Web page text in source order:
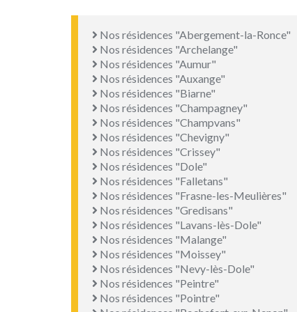
Nos résidences "Abergement-la-Ronce"
Nos résidences "Archelange"
Nos résidences "Aumur"
Nos résidences "Auxange"
Nos résidences "Biarne"
Nos résidences "Champagney"
Nos résidences "Champvans"
Nos résidences "Chevigny"
Nos résidences "Crissey"
Nos résidences "Dole"
Nos résidences "Falletans"
Nos résidences "Frasne-les-Meulières"
Nos résidences "Gredisans"
Nos résidences "Lavans-lès-Dole"
Nos résidences "Malange"
Nos résidences "Moissey"
Nos résidences "Nevy-lès-Dole"
Nos résidences "Peintre"
Nos résidences "Pointre"